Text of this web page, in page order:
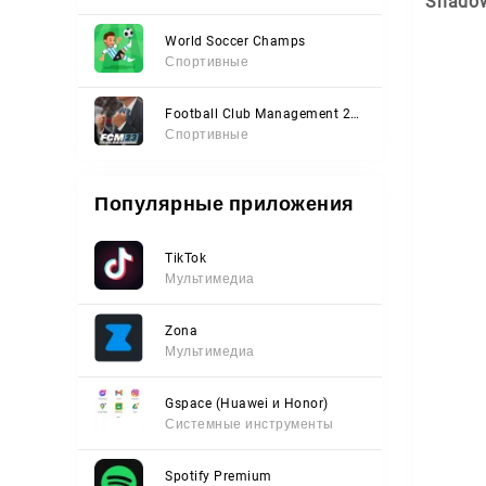
World Soccer Champs
Спортивные
Football Club Management 2023
Спортивные
Популярные приложения
TikTok
Мультимедиа
Zona
Мультимедиа
Gspace (Huawei и Honor)
Системные инструменты
Spotify Premium